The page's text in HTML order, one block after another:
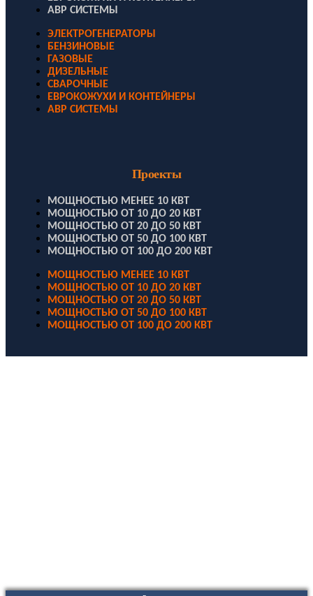
АВР СИСТЕМЫ
ЭЛЕКТРОГЕНЕРАТОРЫ
БЕНЗИНОВЫЕ
ГАЗОВЫЕ
ДИЗЕЛЬНЫЕ
СВАРОЧНЫЕ
ЕВРОКОЖУХИ И КОНТЕЙНЕРЫ
АВР СИСТЕМЫ
Проекты
МОЩНОСТЬЮ МЕНЕЕ 10 КВТ
МОЩНОСТЬЮ ОТ 10 ДО 20 КВТ
МОЩНОСТЬЮ ОТ 20 ДО 50 КВТ
МОЩНОСТЬЮ ОТ 50 ДО 100 КВТ
МОЩНОСТЬЮ ОТ 100 ДО 200 КВТ
МОЩНОСТЬЮ МЕНЕЕ 10 КВТ
МОЩНОСТЬЮ ОТ 10 ДО 20 КВТ
МОЩНОСТЬЮ ОТ 20 ДО 50 КВТ
МОЩНОСТЬЮ ОТ 50 ДО 100 КВТ
МОЩНОСТЬЮ ОТ 100 ДО 200 КВТ